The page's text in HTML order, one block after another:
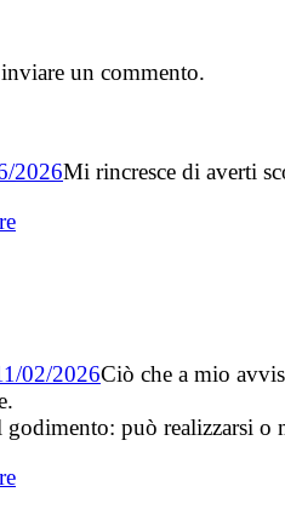
un commento.
2026Mi rincresce di averti
02/2026Ciò che a mio
può realizzarsi o